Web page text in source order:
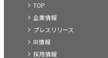
TOP
企業情報
プレスリリース
IR情報
採用情報